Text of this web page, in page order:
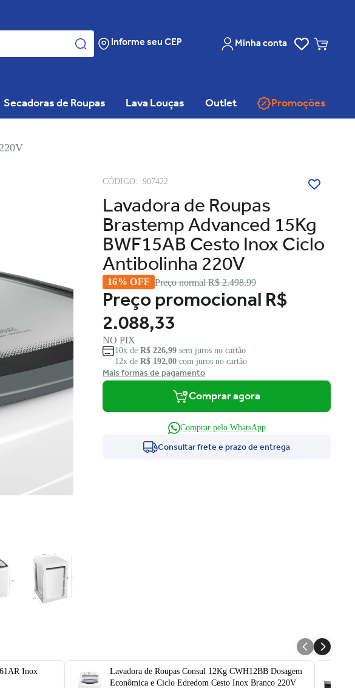
Informe seu CEP Minha conta
Secadoras de Roupas Lava Louças Outlet Promoções
CÓDIGO: 907422
Lavadora de Roupas
Brastemp Advanced 15Kg
BWF15AB Cesto Inox Ciclo
Antibolinha 220V
16% OFF Preço normalR$ 2.498,99
Preço promocionalR$
2.088,33
NO PIX
10x de R$ 226,99 sem juros no cartão
12x de R$ 192,00 com juros no cartão
Mais formas de pagamento
Comprar agora
Comprar pelo WhatsApp
Consultar frete e prazo de entrega
Inox
Lavadora de Roupas Consul 12Kg CWH12BB Dosagem
Econômica e Ciclo Edredom Cesto Inox Branco 220V